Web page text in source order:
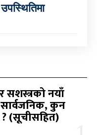
सशस्त्रको नयाँ
कुन
(सूचीसहित)